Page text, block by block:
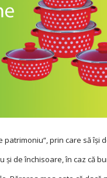
prin care să își
și de închisoare, în caz că